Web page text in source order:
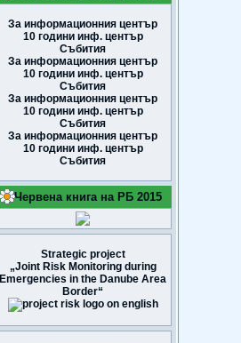
За информационния център
10 години инф. център
Събития
За информационния център
10 години инф. център
Събития
За информационния център
10 години инф. център
Събития
За информационния център
10 години инф. център
Събития
Червена книга на РБ 2015
Strategic project
„Joint Risk Monitoring during
Emergencies in the Danube Area
Border“